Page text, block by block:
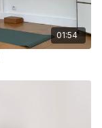
01:54